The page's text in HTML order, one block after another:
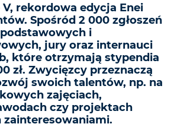
V, rekordowa edycja Enei
Spośród 2 000 zgłoszeń
i
jury oraz internauci
które otrzymają stypendia
zł. Zwycięzcy przeznaczą
swoich talentów, np. na
zajęciach,
czy projektach
zainteresowaniami.